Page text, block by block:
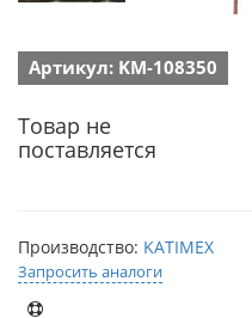
Артикул: KM-108350
Товар не
поставляется
Производство: KATIMEX
Запросить аналоги